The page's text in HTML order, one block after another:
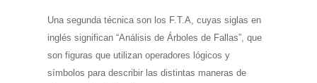
Una segunda técnica son los F.T.A, cuyas siglas en
inglés significan “Análisis de Árboles de Fallas”, que
son figuras que utilizan operadores lógicos y
símbolos para describir las distintas maneras de